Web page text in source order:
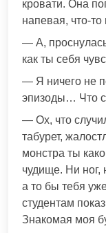
кровати. Она
напевая, что-
— А,
как ты себя
— Я ничего не
эпизоды… Что
— Ох, что
табурет,
монстра ты
чудище. Ни
а то бы тебя
студентам
Знакомая моя